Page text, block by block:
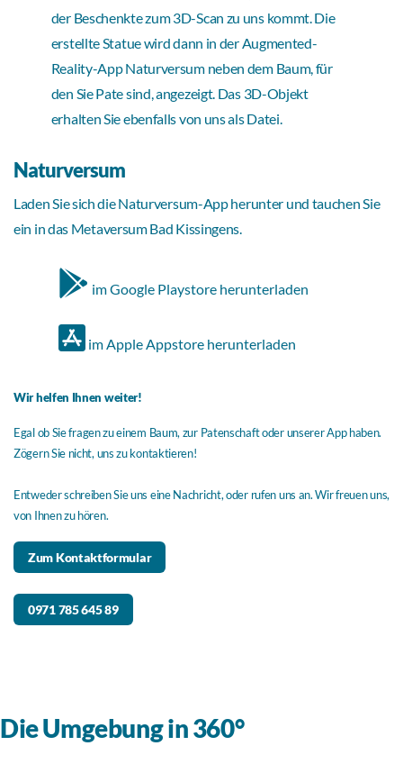
der Beschenkte zum 3D-Scan zu uns kommt. Die
erstellte Statue wird dann in der Augmented-
Reality-App Naturversum neben dem Baum, für
den Sie Pate sind, angezeigt. Das 3D-Objekt
erhalten Sie ebenfalls von uns als Datei.
Naturversum
Laden Sie sich die Naturversum-App herunter und tauchen Sie
ein in das Metaversum Bad Kissingens.
im Google Playstore herunterladen
im Apple Appstore herunterladen
Wir helfen Ihnen weiter!
Egal ob Sie fragen zu einem Baum, zur Patenschaft oder unserer App haben.
Zögern Sie nicht, uns zu kontaktieren!
Entweder schreiben Sie uns eine Nachricht, oder rufen uns an. Wir freuen uns,
von Ihnen zu hören.
Zum Kontaktformular
0971 785 645 89
Die Umgebung in 360°